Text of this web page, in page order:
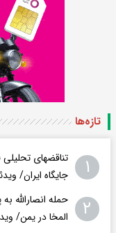
تازه‌ها
۱
تناقضهای
جایگاه ایران/
۲
حمله انصارالله
المخا در یمن/